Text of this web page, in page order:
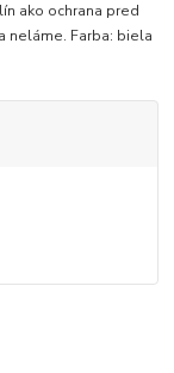
ako ochrana pred
neláme. Farba: biela